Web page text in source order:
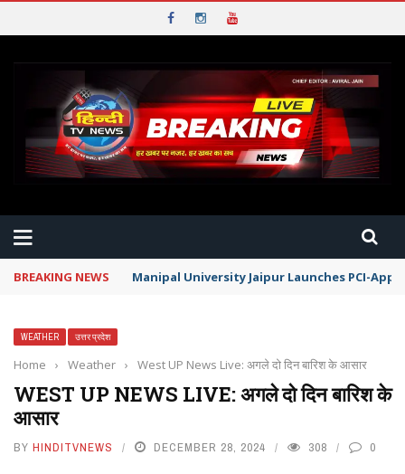
BREAKING NEWS Manipal University Jaipur Launches PCI-
WEATHER उत्तर प्रदेश
Home › Weather › West UP News Live: अगले दो दिन बारिश के आसार
WEST UP NEWS LIVE: अगले दो दिन बारिश के
आसार
BY HINDITVNEWS DECEMBER 28, 2024 308 0